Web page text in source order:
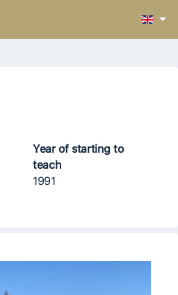
Year of starting to
teach
1991